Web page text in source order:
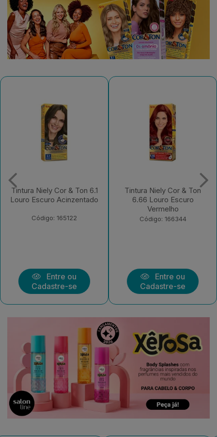
Niely Cor & Ton 6.1
Acinzentado
165122
Entre ou
se
Tintura Niely Cor & Ton
6.66 Louro Escuro
Código: 166344
Entre ou
Cadastre-se